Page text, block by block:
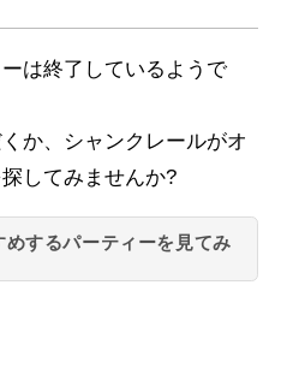
は終了しているようで
か、シャンクレールがオ
してみませんか?
するパーティーを見てみ